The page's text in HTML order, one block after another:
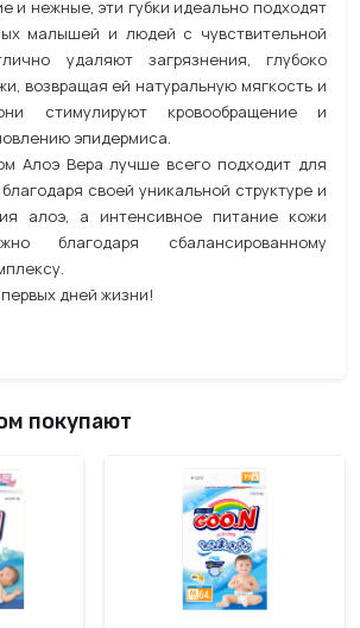
и нежные, эти губки идеально подходят
малышей и людей с чувствительной
удаляют загрязнения, глубоко
возвращая ей натуральную мягкость и
стимулируют кровообращение и
эпидермиса.
Алоэ Вера лучше всего подходит для
своей уникальной структуре и
алоэ, а интенсивное питание кожи
благодаря сбалансированному
дней жизни!
покупают